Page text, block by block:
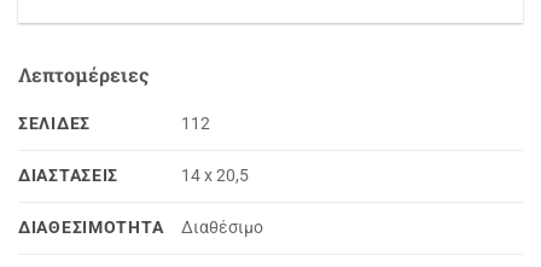
Λεπτομέρειες
ΣΕΛΊΔΕΣ 112
ΔΙΑΣΤΆΣΕΙΣ 14 x 20,5
ΔΙΑΘΕΣΙΜΌΤΗΤΑ Διαθέσιμο